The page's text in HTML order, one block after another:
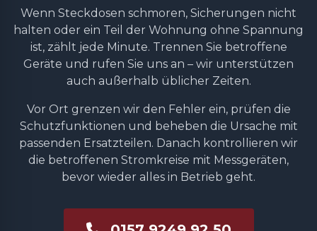
Wenn Steckdosen schmoren, Sicherungen nicht
halten oder ein Teil der Wohnung ohne Spannung
ist, zählt jede Minute. Trennen Sie betroffene
Geräte und rufen Sie uns an – wir unterstützen
auch außerhalb üblicher Zeiten.
Vor Ort grenzen wir den Fehler ein, prüfen die
Schutzfunktionen und beheben die Ursache mit
passenden Ersatzteilen. Danach kontrollieren wir
die betroffenen Stromkreise mit Messgeräten,
bevor wieder alles in Betrieb geht.